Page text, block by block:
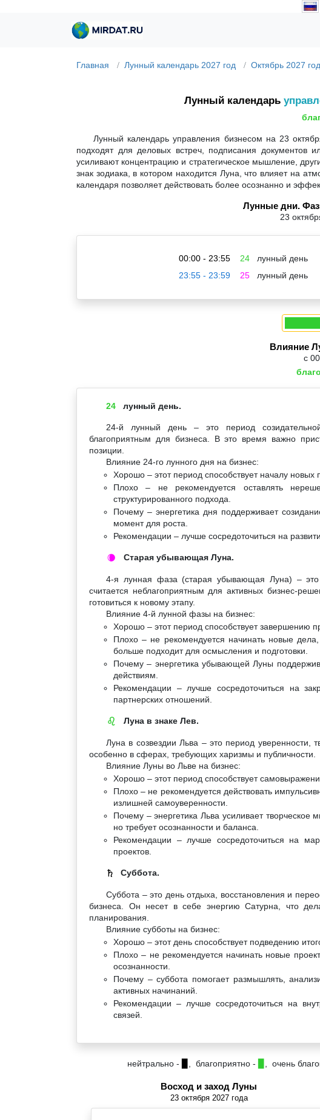
Главная Лунный календарь 2027 год Октябрь 2027
Лунный календарь
Лунный календарь управления бизнесом на 23
подходят для деловых встреч, подписания документов
усиливают концентрацию и стратегическое мышление,
знак зодиака, в котором находится Луна, что влияет на
календаря позволяет действовать более осознанно и
Лунные дни.
23
00:00 - 23:55 24 лунный день
23:55 - 23:59
25 лунный день
Влияние
с
24 лунный день.
24-й лунный день – это период
благоприятным для бизнеса. В это время важно
позиции.
Влияние 24-го лунного дня на бизнес:
Хорошо – этот период способствует началу
Плохо – не рекомендуется оставлять
структурированного подхода.
Почему – энергетика дня поддерживает
момент для роста.
Рекомендации – лучше сосредоточиться на
🌘 Старая убывающая Луна.
4-я лунная фаза (старая убывающая Луна) – это
считается неблагоприятным для активных бизнес-
готовиться к новому этапу.
Влияние 4-й лунной фазы на бизнес:
Хорошо – этот период способствует завершению
Плохо – не рекомендуется начинать новые
больше подходит для осмысления и подготовки.
Почему – энергетика убывающей Луны
действиям.
Рекомендации – лучше сосредоточиться на
партнерских отношений.
♌ Луна в знаке Лев.
Луна в созвездии Льва – это период уверенности,
особенно в сферах, требующих харизмы и публичности.
Влияние Луны во Льве на бизнес:
Хорошо – этот период способствует
Плохо – не рекомендуется действовать
излишней самоуверенности.
Почему – энергетика Льва усиливает
но требует осознанности и баланса.
Рекомендации – лучше сосредоточиться на
проектов.
♄ Суббота.
Суббота – это день отдыха, восстановления и
бизнеса. Он несет в себе энергию Сатурна, что
планирования.
Влияние субботы на бизнес:
Хорошо – этот день способствует подведению
Плохо – не рекомендуется начинать новые
осознанности.
Почему – суббота помогает размышлять,
активных начинаний.
Рекомендации – лучше сосредоточиться на
связей.
нейтрально - , благоприятно - , очень
Восход и заход Луны
23 октября 2027 года